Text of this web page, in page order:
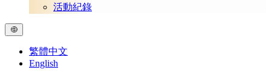
活動紀錄
繁體中文
English